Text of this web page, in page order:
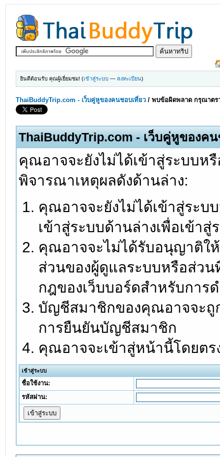
ยินดีต้อนรับ คุณผู้เยี่ยมชม! (เข้าสู่ระบบ — ลงทะเบียน)
ThaiBuddyTrip.com - เว็บคู่หูของคนชอบเที่ยว /พบข้อผิดพลาด กรุณาตร
ThaiBuddyTrip.com - เว็บคู่หูของค
คุณอาจจะยังไม่ได้เข้าสู่ระบบ
พิจารณาเหตุผลดังด้านล่าง:
คุณอาจจะยังไม่ได้เข้าสู่ระบ
เข้าสู่ระบบด้านล่างเพื่อเข้า
คุณอาจจะไม่ได้รับอนุญาติใ
ส่วนของผู้ดูแลระบบหรือส่ว
กฎของเว็บบอร์ดสำหรับการ
บัญชีสมาชิกของคุณอาจจะถู
การยืนยันบัญชีสมาชิก
คุณอาจจะเข้าสู่หน้านี้โดยต
เข้าสู่ระบบ
ชื่อใช้งาน:
รหัสผ่าน: